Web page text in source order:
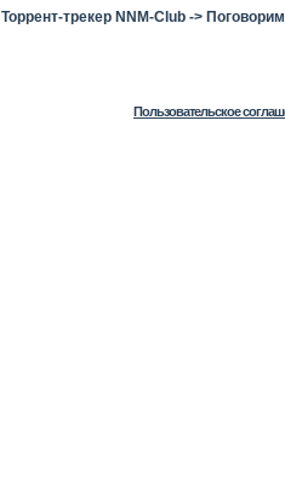
Торрент-трекер NNM-Club -> Поговорим
Пользовательское